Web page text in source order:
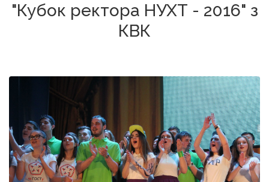
"Кубок ректора НУХТ - 2016" з
КВК